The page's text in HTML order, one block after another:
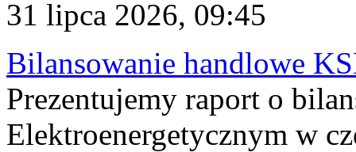
31 lipca 2026, 09:45
Bilansowanie handlowe
Prezentujemy raport o
Elektroenergetycznym w